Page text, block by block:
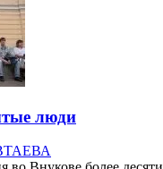
люди